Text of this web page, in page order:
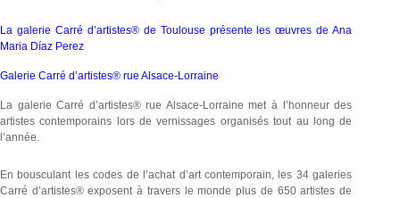
La galerie Carré d’artistes® de Toulouse présente les œuvres de Ana
Maria Díaz Perez
Galerie Carré d’artistes® rue Alsace-Lorraine
La galerie Carré d’artistes® rue Alsace-Lorraine met à l’honneur des
artistes contemporains lors de vernissages organisés tout au long de
l’année.
En bousculant les codes de l’achat d’art contemporain, les 34 galeries
Carré d’artistes® exposent à travers le monde plus de 650 artistes de